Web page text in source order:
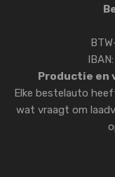
Productie en
Elke bestelauto
wat vraagt om